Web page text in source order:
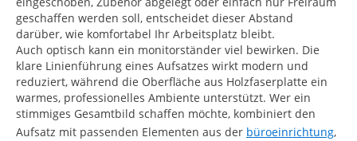
geschaffen werden soll, entscheidet dieser Abstand
darüber, wie komfortabel Ihr Arbeitsplatz bleibt.
Auch optisch kann ein monitorständer viel bewirken. Die
klare Linienführung eines Aufsatzes wirkt modern und
reduziert, während die Oberfläche aus Holzfaserplatte ein
warmes, professionelles Ambiente unterstützt. Wer ein
stimmiges Gesamtbild schaffen möchte, kombiniert den
Aufsatz mit passenden Elementen aus der büroeinrichtung,